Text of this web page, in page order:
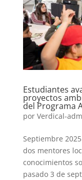
Estudiantes
proyectos
del Programa
por Verdical-
Septiembre
dos mentores
conocimientos
pasado 3 de